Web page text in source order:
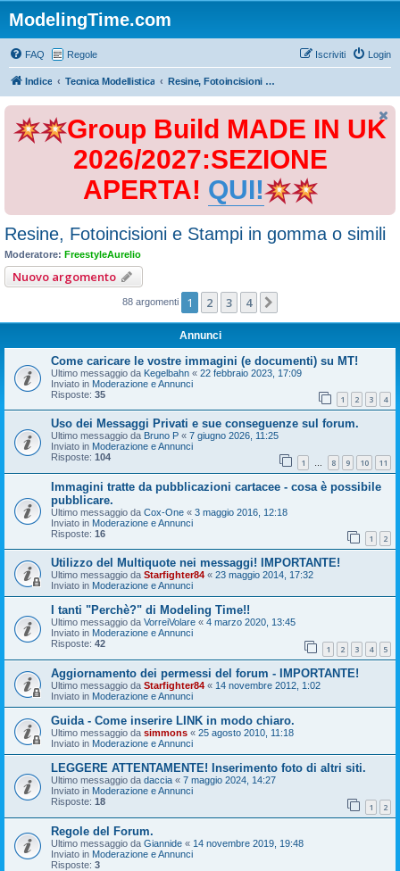
ModelingTime.com
FAQ Regole Login
Iscriviti
Indice Tecnica Modellistica Resine, Fotoincisioni e Stampi in gomma o simili
Group Build MADE IN UK
2026/2027:SEZIONE
APERTA! QUI!
Resine, Fotoincisioni e Stampi in gomma o simili
Moderatore: FreestyleAurelio
Nuovo argomento
88 argomenti 1 2 3 4
Annunci
Come caricare le vostre immagini (e documenti) su MT!
Ultimo messaggio da Kegelbahn « 22 febbraio 2023, 17:09
Inviato in Moderazione e Annunci
Risposte: 35 1 2 3 4
Uso dei Messaggi Privati e sue conseguenze sul forum.
Ultimo messaggio da Bruno P « 7 giugno 2026, 11:25
Inviato in Moderazione e Annunci
Risposte: 104 1 … 8 9 10 11
Immagini tratte da pubblicazioni cartacee - cosa è possibile
pubblicare.
Ultimo messaggio da Cox-One « 3 maggio 2016, 12:18
Inviato in Moderazione e Annunci
Risposte: 16 1 2
Utilizzo del Multiquote nei messaggi! IMPORTANTE!
Ultimo messaggio da Starfighter84 « 23 maggio 2014, 17:32
Inviato in Moderazione e Annunci
I tanti "Perchè?" di Modeling Time!!
Ultimo messaggio da VorreiVolare « 4 marzo 2020, 13:45
Inviato in Moderazione e Annunci
Risposte: 42 1 2 3 4 5
Aggiornamento dei permessi del forum - IMPORTANTE!
Ultimo messaggio da Starfighter84 « 14 novembre 2012, 1:02
Inviato in Moderazione e Annunci
Guida - Come inserire LINK in modo chiaro.
Ultimo messaggio da simmons « 25 agosto 2010, 11:18
Inviato in Moderazione e Annunci
LEGGERE ATTENTAMENTE! Inserimento foto di altri siti.
Ultimo messaggio da daccia « 7 maggio 2024, 14:27
Inviato in Moderazione e Annunci
Risposte: 18 1 2
Regole del Forum.
Ultimo messaggio da Giannide « 14 novembre 2019, 19:48
Inviato in Moderazione e Annunci
Risposte: 3